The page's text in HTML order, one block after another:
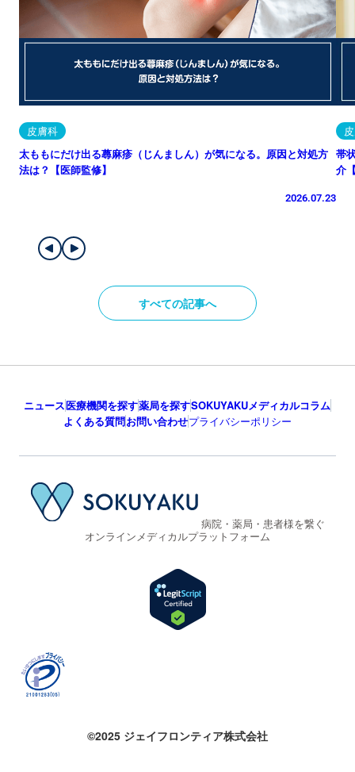
皮膚科
太ももにだけ出る蕁麻疹（じんましん）が気になる。原因と対処方
法は？【医師監修】
2026.07.23
帯
介
すべての記事へ
ニュース医療機関を探す薬局を探すSOKUYAKUメディカルコラム
よくある質問お問い合わせプライバシーポリシー
病院・薬局・患者様を繋ぐ
オンラインメディカルプラットフォーム
©2025 ジェイフロンティア株式会社